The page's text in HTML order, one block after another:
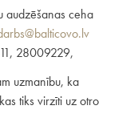
audzēšanas ceha
28009229,
uzmanību, ka
tiks virzīti uz otro